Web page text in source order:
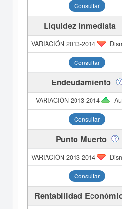
Consultar
Liquidez Inmediata
Consultar
Endeudamiento
Consultar
Punto Muerto
Consultar
Rentabilidad